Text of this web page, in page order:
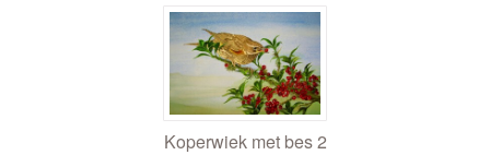
Koperwiek met bes 2